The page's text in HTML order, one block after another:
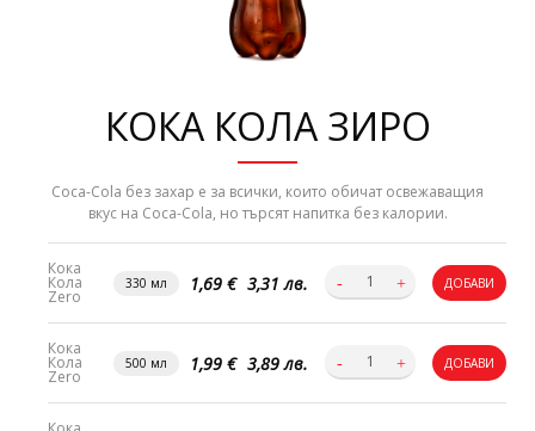
КОКА КОЛА ЗИРО
Coca-Cola без захар e за всички, които обичат освежаващия
вкус на Coca-Cola, но търсят напитка без калории.
Кока
Кола
Zero
330 мл 1,69 € 3,31 лв. ДОБАВИ
Кока
Кола
Zero
500 мл 1,99 € 3,89 лв. ДОБАВИ